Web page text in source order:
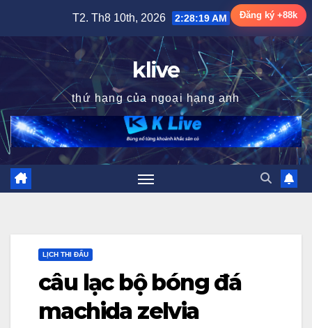
content
T2. Th8 10th, 2026 2:28:20 AM
klive
thứ hạng của ngoại hạng anh
LỊCH THI ĐẤU
câu lạc bộ bóng đá
machida zelvia
Đăng ký +88k